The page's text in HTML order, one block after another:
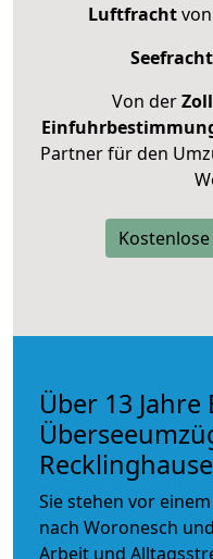
Luftfracht
Seefracht
Von der
Partner für den
Über 13
Sie stehen vor
nach Woronesch
Arbeit und